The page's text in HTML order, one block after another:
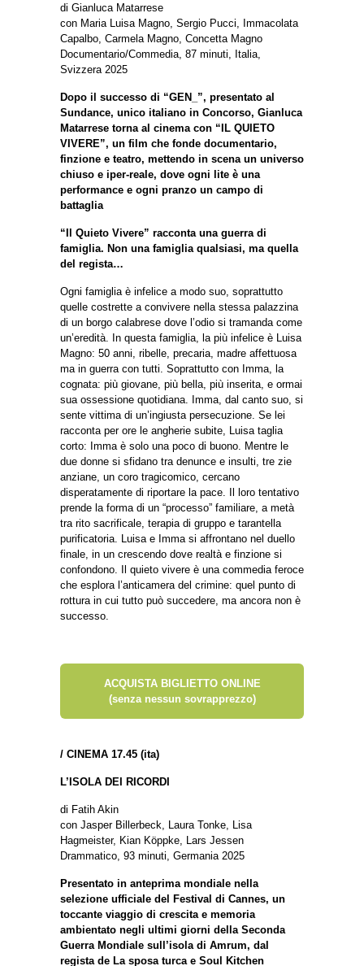
di Gianluca Matarrese
con Maria Luisa Magno, Sergio Pucci, Immacolata
Capalbo, Carmela Magno, Concetta Magno
Documentario/Commedia, 87 minuti, Italia,
Svizzera 2025
Dopo il successo di “GEN_”, presentato al
Sundance, unico italiano in Concorso, Gianluca
Matarrese torna al cinema con “IL QUIETO
VIVERE”, un film che fonde documentario,
finzione e teatro, mettendo in scena un universo
chiuso e iper-reale, dove ogni lite è una
performance e ogni pranzo un campo di
battaglia
“Il Quieto Vivere” racconta una guerra di
famiglia. Non una famiglia qualsiasi, ma quella
del regista…
Ogni famiglia è infelice a modo suo, soprattutto
quelle costrette a convivere nella stessa palazzina
di un borgo calabrese dove l’odio si tramanda come
un’eredità. In questa famiglia, la più infelice è Luisa
Magno: 50 anni, ribelle, precaria, madre affettuosa
ma in guerra con tutti. Soprattutto con Imma, la
cognata: più giovane, più bella, più inserita, e ormai
sua ossessione quotidiana. Imma, dal canto suo, si
sente vittima di un’ingiusta persecuzione. Se lei
racconta per ore le angherie subite, Luisa taglia
corto: Imma è solo una poco di buono. Mentre le
due donne si sfidano tra denunce e insulti, tre zie
anziane, un coro tragicomico, cercano
disperatamente di riportare la pace. Il loro tentativo
prende la forma di un “processo” familiare, a metà
tra rito sacrificale, terapia di gruppo e tarantella
purificatoria. Luisa e Imma si affrontano nel duello
finale, in un crescendo dove realtà e finzione si
confondono. Il quieto vivere è una commedia feroce
che esplora l’anticamera del crimine: quel punto di
rottura in cui tutto può succedere, ma ancora non è
successo.
ACQUISTA BIGLIETTO ONLINE
(senza nessun sovrapprezzo)
/ CINEMA 17.45 (ita)
L’ISOLA DEI RICORDI
di Fatih Akin
con Jasper Billerbeck, Laura Tonke, Lisa
Hagmeister, Kian Köppke, Lars Jessen
Drammatico, 93 minuti, Germania 2025
Presentato in anteprima mondiale nella
selezione ufficiale del Festival di Cannes, un
toccante viaggio di crescita e memoria
ambientato negli ultimi giorni della Seconda
Guerra Mondiale sull’isola di Amrum, dal
regista de La sposa turca e Soul Kitchen